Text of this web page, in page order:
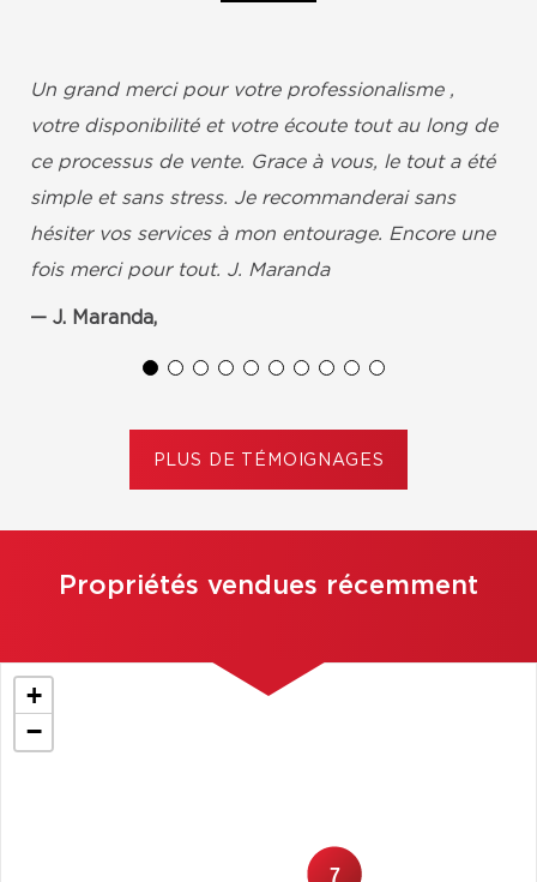
Un grand merci pour votre professionalisme ,
votre disponibilité et votre écoute tout au long de
ce processus de vente. Grace à vous, le tout a été
simple et sans stress. Je recommanderai sans
hésiter vos services à mon entourage. Encore une
fois merci pour tout. J. Maranda
J. Maranda,
PLUS DE TÉMOIGNAGES
Propriétés vendues récemment
7
+
−